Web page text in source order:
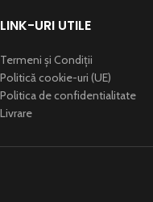
LINK-URI UTILE
Termeni și Condiții
Politică cookie-uri (UE)
Politica de confidentialitate
Livrare